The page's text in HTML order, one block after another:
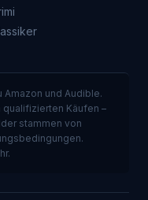
Amazon und Audible.
Käufen –
stammen von